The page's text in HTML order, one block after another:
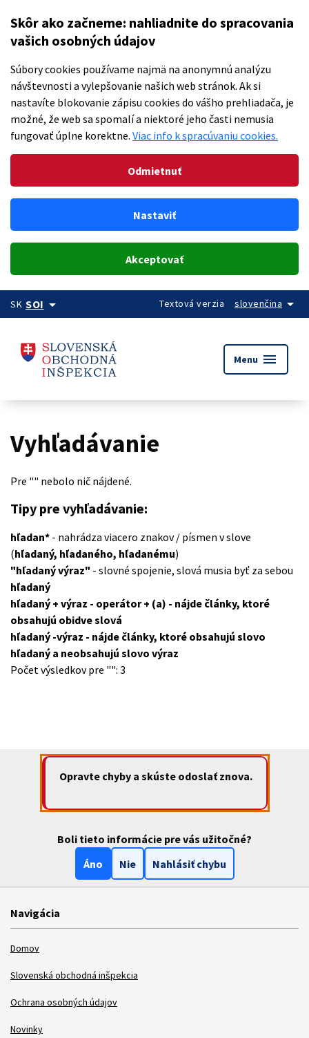
Skôr ako začneme: nahliadnite do spracovania
vašich osobných údajov
Súbory cookies používame najmä na anonymnú analýzu
návštevnosti a vylepšovanie našich web stránok. Ak si
nastavíte blokovanie zápisu cookies do vášho prehliadača, je
možné, že web sa spomalí a niektoré jeho časti nemusia
fungovať úplne korektne. Viac info k spracúvaniu cookies.
Odmietnuť
Nastaviť
Akceptovať
SK SOIarrow_drop_down Textová verzia slovenčina arrow_drop_down
Menu menu
Vyhľadávanie
Pre "" nebolo nič nájdené.
Tipy pre vyhľadávanie:
hľadan* - nahrádza viacero znakov / písmen v slove
(hľadaný, hľadaného, hľadanému)
"hľadaný výraz" - slovné spojenie, slová musia byť za sebou
hľadaný
hľadaný + výraz - operátor + (a) - nájde články, ktoré
obsahujú obidve slová
hľadaný -výraz - nájde články, ktoré obsahujú slovo
hľadaný a neobsahujú slovo výraz
Počet výsledkov pre "": 3
Opravte chyby a skúste odoslať znova.
Boli tieto informácie pre vás užitočné?
Áno
Nie Nahlásiť chybu
Navigácia
Domov
Slovenská obchodná inšpekcia
Ochrana osobných údajov
Novinky